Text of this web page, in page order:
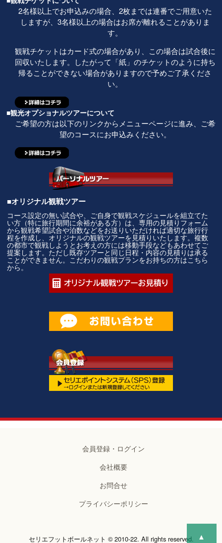
2名様以上でお申込みの場合、2枚までは連番でご用意いた
しますが、3名様以上の場合はお席が離れることがありま
す。
観戦チケットはカード式の場合があり、この場合は試合後に
回収いたします。したがって「紙」のチケットのように持ち
帰ることができない場合がありますので予めご了承くださ
い。
■観光オプショナルツアーについて
ご希望の方は以下のリンクからメニューページに進み、ご希
望のコースにお申込みください。
■オリジナル観戦ツアー
コース設定の無い試合や、ご自身で観戦スケジュールを組立てた
い方（特に旅行期間に余裕がある方）は、専用の見積りフォーム
から観戦希望試合や泊数などをお送りいただければ適切な旅行行
程を作成し、オリジナルの観戦ツアーを見積りいたします。複数
の都市で観戦しようとお考えの方には移動手段などもあわせてご
提案します。ただし既存ツアーと同じ日程・内容の見積りは承る
ことができません。こだわりの観戦プランをお持ちの方はこちら
から。
会員登録・ログイン
会社概要
お問合せ
プライバシーポリシー
セリエフットボールネット © 2010-22. All rights reserved. ▲